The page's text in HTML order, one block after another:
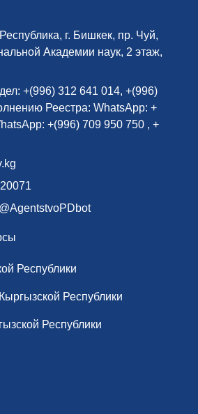
г. Бишкек, пр. Чуй,
Академии наук, 2 этаж,
+(996) 312 641 014, +(996)
Реестра: WhatsApp: +
+(996) 709 950 750 , +
Республики
Республики
Республики